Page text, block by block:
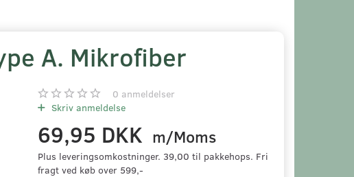
A. Mikrofiber
0 anmeldelser
Skriv anmeldelse
69,95 DKK m/Moms
Plus leveringsomkostninger. 39,00 til pakkehops. Fri
fragt ved køb over 599,-